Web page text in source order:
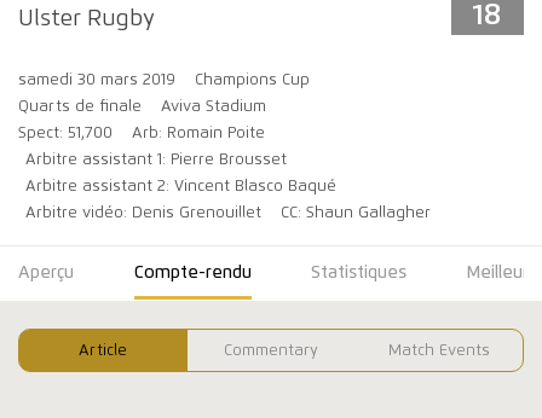
Ulster Rugby
18
samedi 30 mars 2019
Champions Cup
Quarts de finale
Aviva Stadium
Spect: 51,700
Arb: Romain Poite
Arbitre assistant 1: Pierre Brousset
Arbitre assistant 2: Vincent Blasco Baqué
Arbitre vidéo: Denis Grenouillet
CC: Shaun Gallagher
Aperçu Compte-rendu Statistiques
Article Commentary Match Events